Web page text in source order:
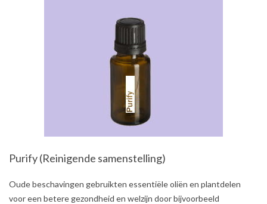
Purify (Reinigende samenstelling)
2021-
Oude beschavingen gebruikten essentiële oliën en plantdelen
voor een betere gezondheid en welzijn door bijvoorbeeld